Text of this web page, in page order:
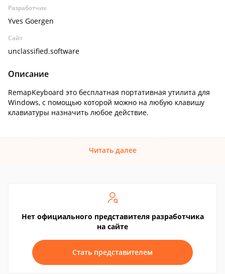
Разработчик
Yves Goergen
Сайт
unclassified.software
Описание
RemapKeyboard это бесплатная портативная утилита для
Windows, с помощью которой можно на любую клавишу
клавиатуры назначить любое действие.
Читать далее
Нет официального представителя разработчика
на сайте
Стать представителем